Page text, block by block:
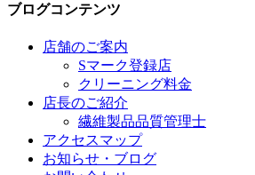
ブログコンテンツ
店舗のご案内
Sマーク登録店
クリーニング料金
店長のご紹介
繊維製品品質管理士
アクセスマップ
お知らせ・ブログ